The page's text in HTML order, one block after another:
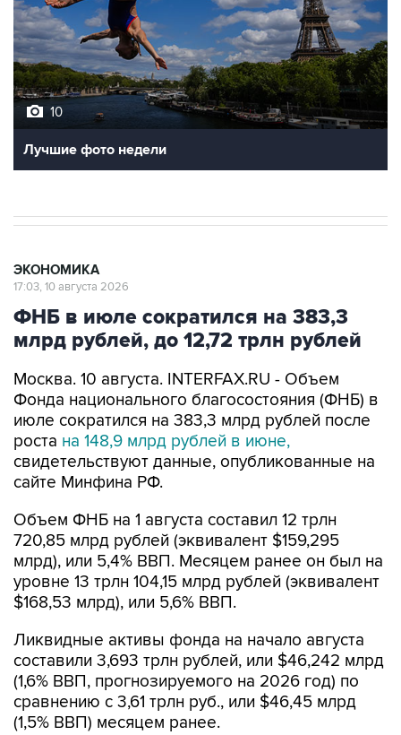
10
Лучшие фото недели
ЭКОНОМИКА
17:03, 10 августа 2026
ФНБ в июле сократился на 383,3
млрд рублей, до 12,72 трлн рублей
Москва. 10 августа. INTERFAX.RU - Объем
Фонда национального благосостояния (ФНБ) в
июле сократился на 383,3 млрд рублей после
роста на 148,9 млрд рублей в июне,
свидетельствуют данные, опубликованные на
сайте Минфина РФ.
Объем ФНБ на 1 августа составил 12 трлн
720,85 млрд рублей (эквивалент $159,295
млрд), или 5,4% ВВП. Месяцем ранее он был на
уровне 13 трлн 104,15 млрд рублей (эквивалент
$168,53 млрд), или 5,6% ВВП.
Ликвидные активы фонда на начало августа
составили 3,693 трлн рублей, или $46,242 млрд
(1,6% ВВП, прогнозируемого на 2026 год) по
сравнению с 3,61 трлн руб., или $46,45 млрд
(1,5% ВВП) месяцем ранее.